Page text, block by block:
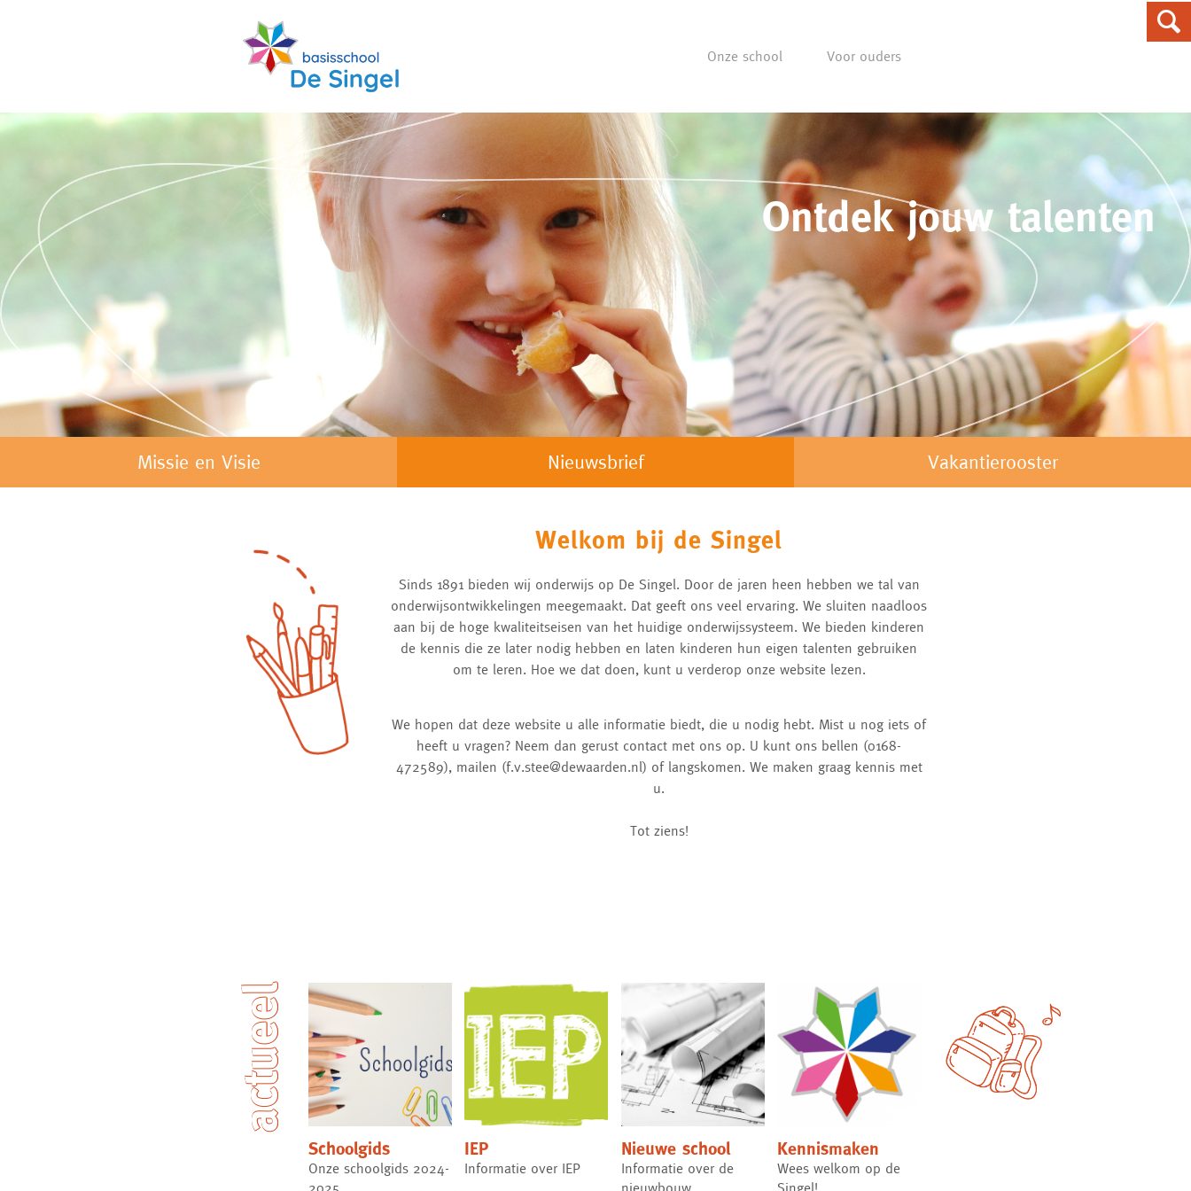
Onze school Voor ouders
Ontdek jouw talenten
Missie en Visie Nieuwsbrief Vakantierooster
Welkom bij de Singel
Sinds 1891 bieden wij onderwijs op De Singel. Door de jaren heen hebben we tal van
onderwijsontwikkelingen meegemaakt. Dat geeft ons veel ervaring. We sluiten naadloos
aan bij de hoge kwaliteitseisen van het huidige onderwijssysteem. We bieden kinderen
de kennis die ze later nodig hebben en laten kinderen hun eigen talenten gebruiken
om te leren. Hoe we dat doen, kunt u verderop onze website lezen.
We hopen dat deze website u alle informatie biedt, die u nodig hebt. Mist u nog iets of
heeft u vragen? Neem dan gerust contact met ons op. U kunt ons bellen (0168-
472589), mailen (f.v.stee@dewaarden.nl) of langskomen. We maken graag kennis met
u.
Tot ziens!
actueel
Schoolgids
Onze schoolgids 2024-
2025
IEP
Informatie over IEP
Nieuwe school
Informatie over de
nieuwbouw
Kennismaken
Wees welkom op de
Singel!